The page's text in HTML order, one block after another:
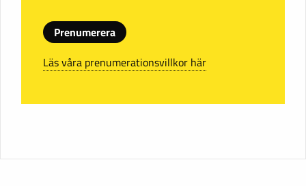
Prenumerera
Läs våra prenumerationsvillkor här